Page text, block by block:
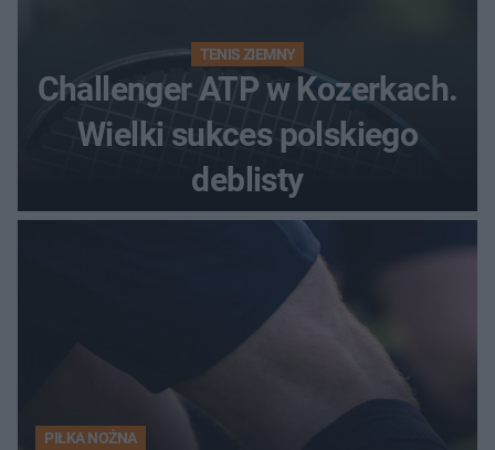
TENIS ZIEMNY
Challenger ATP w Kozerkach.
Wielki sukces polskiego
deblisty
PIŁKA NOŻNA